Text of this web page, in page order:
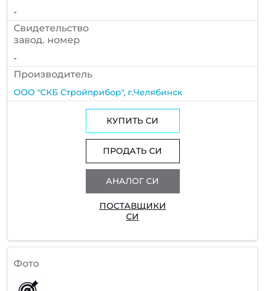
-
Cвидетельство
завод. номер
-
Производитель
ООО "СКБ Стройприбор", г.Челябинск
КУПИТЬ СИ
ПРОДАТЬ СИ
АНАЛОГ СИ
ПОСТАВЩИКИ
СИ
Фото